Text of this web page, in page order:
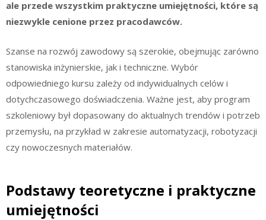
ale przede wszystkim praktyczne umiejętności, które są
niezwykle cenione przez pracodawców.
Szanse na rozwój zawodowy są szerokie, obejmując zarówno
stanowiska inżynierskie, jak i techniczne. Wybór
odpowiedniego kursu zależy od indywidualnych celów i
dotychczasowego doświadczenia. Ważne jest, aby program
szkoleniowy był dopasowany do aktualnych trendów i potrzeb
przemysłu, na przykład w zakresie automatyzacji, robotyzacji
czy nowoczesnych materiałów.
Podstawy teoretyczne i praktyczne
umiejętności